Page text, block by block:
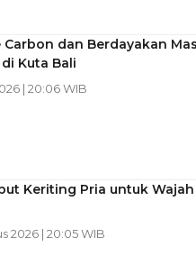
dan Berdayakan
Kuta Bali
| 20:06 WIB
Keriting Pria untuk
2026 | 20:05 WIB